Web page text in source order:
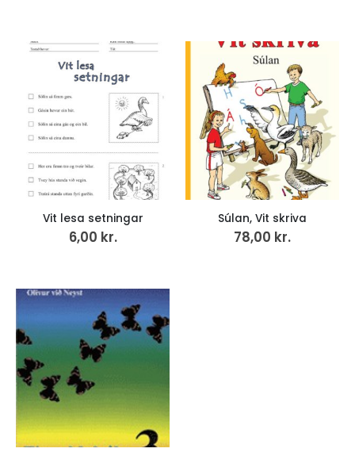
Vit lesa setningar
6,00 kr.
Súlan, Vit skriva
78,00 kr.